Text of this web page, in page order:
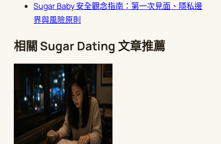
Sugar Baby 安全觀念指南：第一次見面、隱私邊
界與風險原則
相關 Sugar Dating 文章推薦